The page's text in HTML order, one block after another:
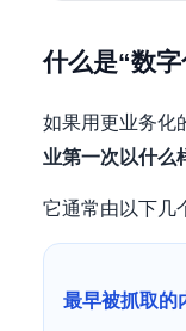
什么是“数字
如果用更业务化
业第一次以什么
它通常由以下几
最早被抓取的